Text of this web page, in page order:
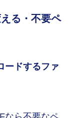
る・不要ペ
ードするファ